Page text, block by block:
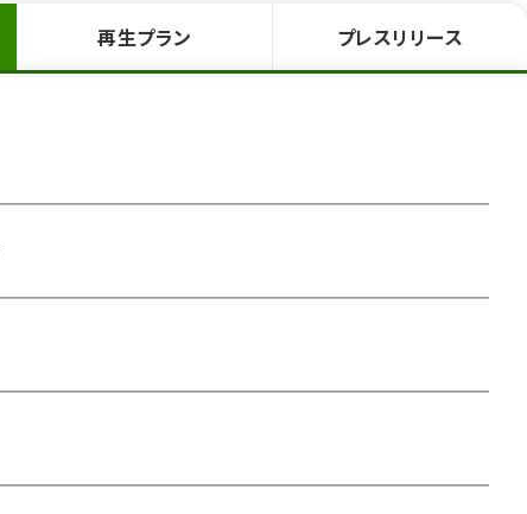
再生プラン プレスリリース